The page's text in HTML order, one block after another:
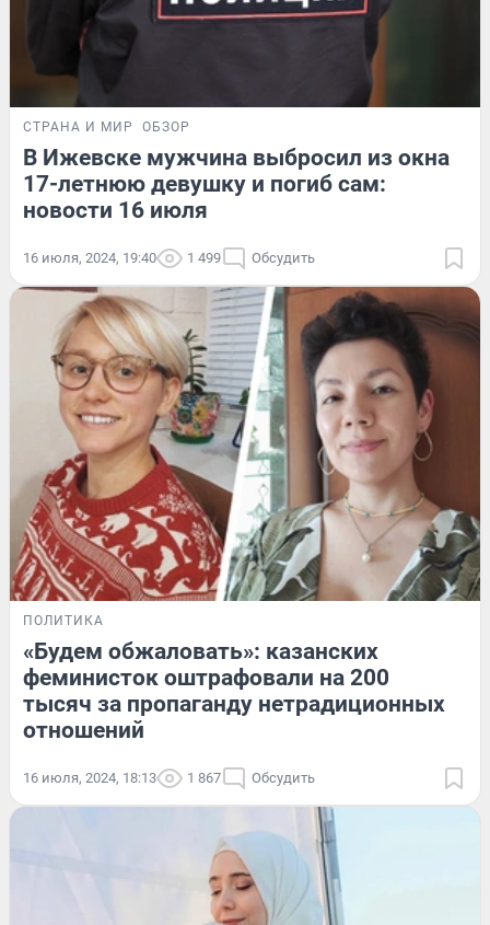
СТРАНА И МИР ОБЗОР
В Ижевске мужчина выбросил из окна
17-летнюю девушку и погиб сам:
новости 16 июля
16 июля, 2024, 19:40 1 499 Обсудить
ПОЛИТИКА
«Будем обжаловать»: казанских
феминисток оштрафовали на 200
тысяч за пропаганду нетрадиционных
отношений
16 июля, 2024, 18:13 1 867 Обсудить